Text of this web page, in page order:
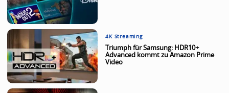
4K Streaming
Triumph für Samsung: HDR10+
Advanced kommt zu Amazon Prime
Video